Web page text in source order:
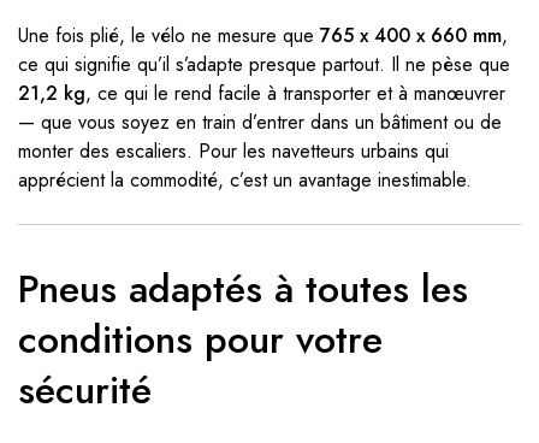
Une fois plié, le vélo ne mesure que 765 x 400 x 660 mm,
ce qui signifie qu’il s’adapte presque partout. Il ne pèse que
21,2 kg, ce qui le rend facile à transporter et à manœuvrer
— que vous soyez en train d’entrer dans un bâtiment ou de
monter des escaliers. Pour les navetteurs urbains qui
apprécient la commodité, c’est un avantage inestimable.
Pneus adaptés à toutes les
conditions pour votre
sécurité